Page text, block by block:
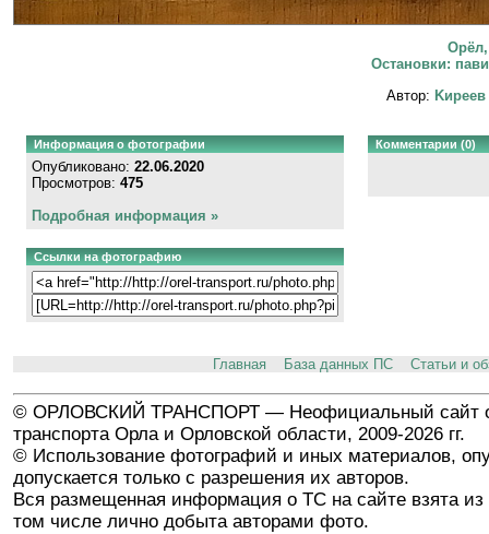
Остановки:
Автор:
Информация о фотографии
Опубликовано: 22.06.2020
Просмотров: 475
Подробная информация »
Ссылки на фотографию
Комментарии (0)
Главная База данных ПС Статьи и
© ОРЛОВСКИЙ ТРАНСПОРТ — Неофициальный сайт
транспорта Орла и Орловской области, 2009-2026 гг.
© Использование фотографий и иных материалов,
допускается только с разрешения их авторов.
Вся размещенная информация о ТС на сайте взята из
том числе лично добыта авторами фото.